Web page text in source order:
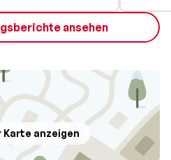
ansehen
Karte anzeigen